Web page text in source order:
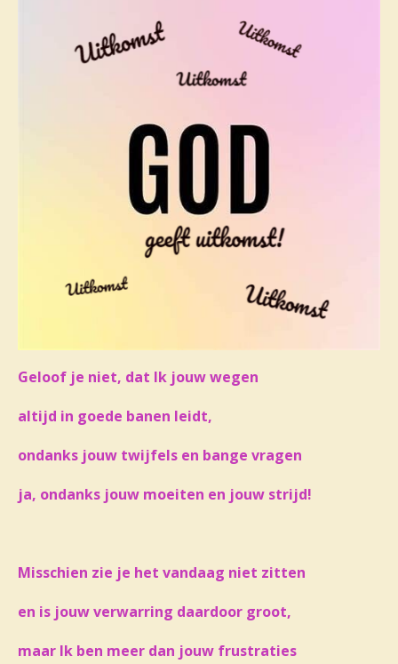
Geloof je niet, dat Ik jouw wegen
altijd in goede banen leidt,
ondanks jouw twijfels en bange vragen
ja, ondanks jouw moeiten en jouw strijd!
Misschien zie je het vandaag niet zitten
en is jouw verwarring daardoor groot,
maar Ik ben meer dan jouw frustraties